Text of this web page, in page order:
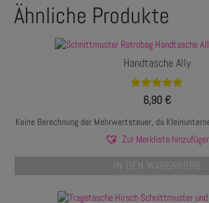
Ähnliche Produkte
Handtasche Ally
Bewertet mit
5.00von 5
6,90€
Keine Berechnung der Mehrwertsteuer, da
Zur Merkliste
IN DEN WARENKORB